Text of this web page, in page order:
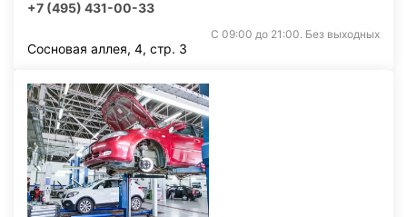
+7 (495) 431-00-33
С 09:00 до 21:00. Без выходных
Сосновая аллея, 4, стр. 3